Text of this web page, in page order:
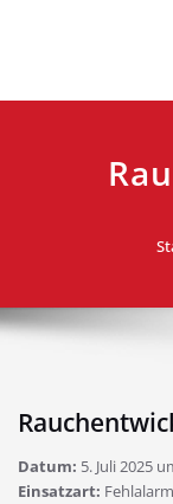
Datum: 5. Juli 2025
Einsatzart: